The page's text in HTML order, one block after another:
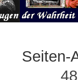
Seiten-